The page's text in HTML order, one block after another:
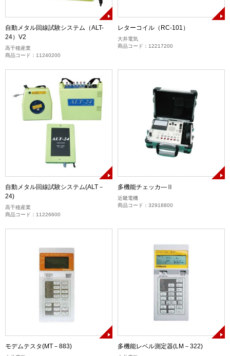
自動メタル回線試験システム（ALT-
24）V2
高千穂産業
商品コード：11240200
レターコイル（RC-101）
大井電気
商品コード：12217200
自動メタル回線試験システム(ALT－
24)
高千穂産業
商品コード：11226600
多機能チェッカ―Ⅱ
近畿電機
商品コード：32918800
モデムテスタ(MT－883) 多機能レベル測定器(LM－322)